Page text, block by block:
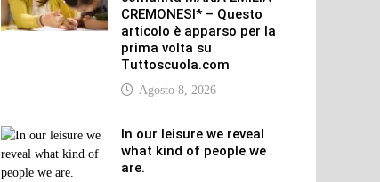
CREMONESI* – Questo
articolo è apparso per la
prima volta su
Tuttoscuola.com
Agosto 8, 2026
In our leisure we reveal
what kind of people we
are.